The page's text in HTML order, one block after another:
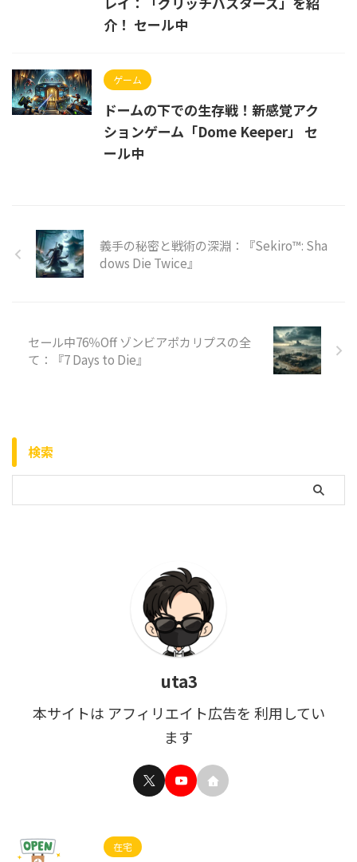
介！ セール中
ゲーム
ドームの下での生存戦！新感覚アク
ションゲーム「Dome Keeper」 セ
ール中
義手の秘密と戦術の深淵：『Sekiro™: Sha
dows Die Twice』
セール中76％Off ゾンビアポカリプスの全
て：『7 Days to Die』
検索
uta3
本サイトは アフィリエイト広告を 利用してい
ます
在宅